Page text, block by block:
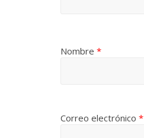
Nombre *
Correo electrónico *